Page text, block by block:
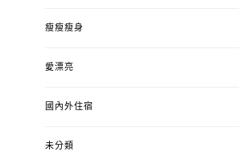
瘦瘦瘦身
愛漂亮
國內外住宿
未分類